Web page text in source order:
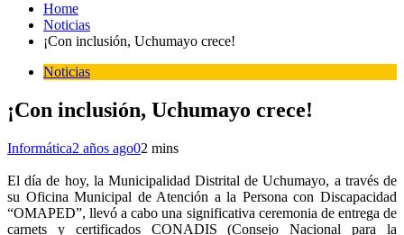
Home
Noticias
¡Con inclusión, Uchumayo crece!
Noticias
¡Con inclusión, Uchumayo crece!
Informática2 años ago02 mins
El día de hoy, la Municipalidad Distrital de Uchumayo, a través de
su Oficina Municipal de Atención a la Persona con Discapacidad
“OMAPED”, llevó a cabo una significativa ceremonia de entrega de
carnets y certificados CONADIS (Consejo Nacional para la